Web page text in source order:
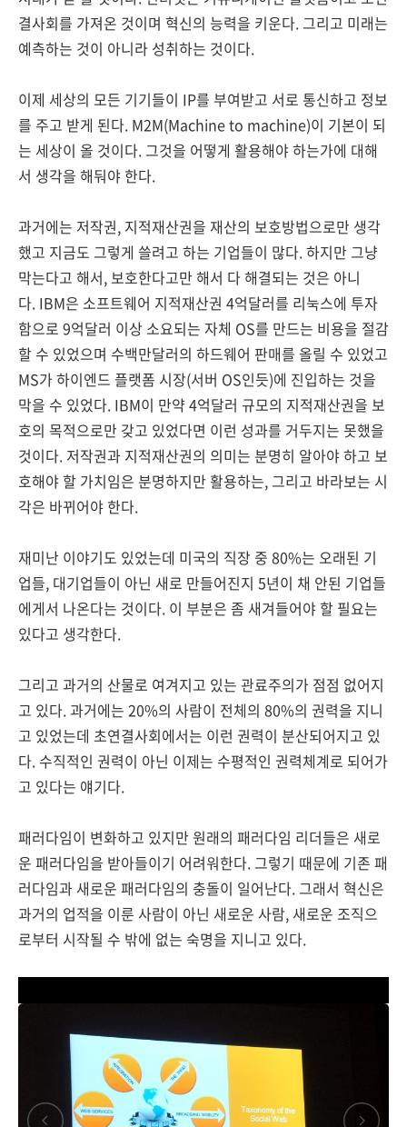
결사회를 가져온 것이며 혁신의 능력을 키운다. 그리고 미래는
예측하는 것이 아니라 성취하는 것이다.
이제 세상의 모든 기기들이 IP를 부여받고 서로 통신하고 정보
를 주고 받게 된다. M2M(Machine to machine)이 기본이 되
는 세상이 올 것이다. 그것을 어떻게 활용해야 하는가에 대해
서 생각을 해둬야 한다.
과거에는 저작권, 지적재산권을 재산의 보호방법으로만 생각
했고 지금도 그렇게 쓸려고 하는 기업들이 많다. 하지만 그냥
막는다고 해서, 보호한다고만 해서 다 해결되는 것은 아니
다. IBM은 소프트웨어 지적재산권 4억달러를 리눅스에 투자
함으로 9억달러 이상 소요되는 자체 OS를 만드는 비용을 절감
할 수 있었으며 수백만달러의 하드웨어 판매를 올릴 수 있었고
MS가 하이엔드 플랫폼 시장(서버 OS인듯)에 진입하는 것을
막을 수 있었다. IBM이 만약 4억달러 규모의 지적재산권을 보
호의 목적으로만 갖고 있었다면 이런 성과를 거두지는 못했을
것이다. 저작권과 지적재산권의 의미는 분명히 알아야 하고 보
호해야 할 가치임은 분명하지만 활용하는, 그리고 바라보는 시
각은 바뀌어야 한다.
재미난 이야기도 있었는데 미국의 직장 중 80%는 오래된 기
업들, 대기업들이 아닌 새로 만들어진지 5년이 채 안된 기업들
에게서 나온다는 것이다. 이 부분은 좀 새겨들어야 할 필요는
있다고 생각한다.
그리고 과거의 산물로 여겨지고 있는 관료주의가 점점 없어지
고 있다. 과거에는 20%의 사람이 전체의 80%의 권력을 지니
고 있었는데 초연결사회에서는 이런 권력이 분산되어지고 있
다. 수직적인 권력이 아닌 이제는 수평적인 권력체계로 되어가
고 있다는 얘기다.
패러다임이 변화하고 있지만 원래의 패러다임 리더들은 새로
운 패러다임을 받아들이기 어려워한다. 그렇기 때문에 기존 패
러다임과 새로운 패러다임의 충돌이 일어난다. 그래서 혁신은
과거의 업적을 이룬 사람이 아닌 새로운 사람, 새로운 조직으
로부터 시작될 수 밖에 없는 숙명을 지니고 있다.